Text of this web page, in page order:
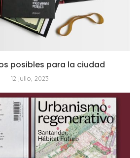
posibles para la ciudad
12 julio, 2023